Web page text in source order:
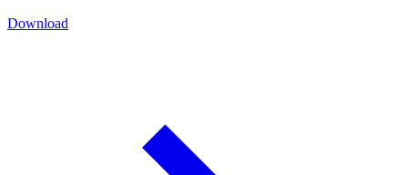
Download